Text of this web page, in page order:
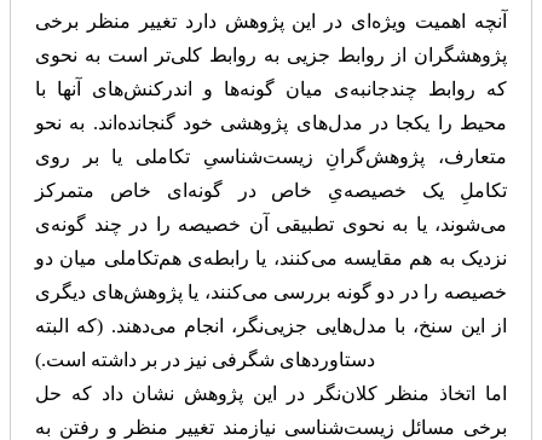
آنچه اهمیت ویژه‌ای در این پژوهش دارد تغییر منظر برخی
پژوهشگران از روابط جزیی به روابط کلی‌تر است به نحوی
که روابط چندجانبه‌ی میان گونه‌ها و اندرکنش‌های آنها با
محیط را یکجا در مدل‌های پژوهشی خود گنجانده‌اند. به نحو
متعارف، پژوهش‌گرانِ زیست‌شناسیِ تکاملی یا بر روی
تکاملِ یک خصیصه‌یِ خاص در گونه‌ای خاص متمرکز
می‌شوند، یا به نحوی تطبیقی آن خصیصه را در چند گونه‌ی
نزدیک به هم مقایسه‌ می‌کنند، یا رابطه‌ی هم‌تکاملی میان دو
خصیصه را در دو گونه بررسی می‌کنند، یا پژوهش‌های دیگری
از این سنخ، با مدل‌هایی جزیی‌نگر، انجام می‌دهند. (که البته
دستاوردهای شگرفی نیز در بر داشته است.)
اما اتخاذ منظر کلان‌نگر در این پژوهش نشان داد که حل
برخی مسائل زیست‌شناسی نیازمند تغییر منظر و رفتن به